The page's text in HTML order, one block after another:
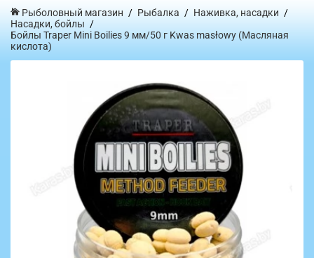
Рыболовный магазин Рыбалка
Наживка, насадки
Насадки, бойлы
Бойлы Traper Mini Boilies 9 мм/50 г Kwas masłowy (Масляная
кислота)